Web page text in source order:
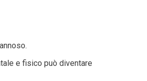
e fisico può diventare